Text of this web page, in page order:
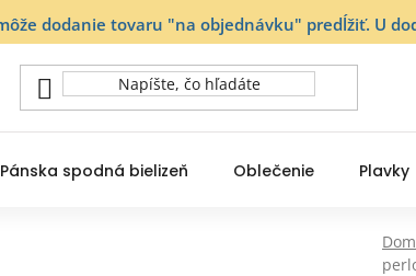
dodanie tovaru "na objednávku" predĺžiť. U
Pánska spodná bielizeň Oblečenie Plavky